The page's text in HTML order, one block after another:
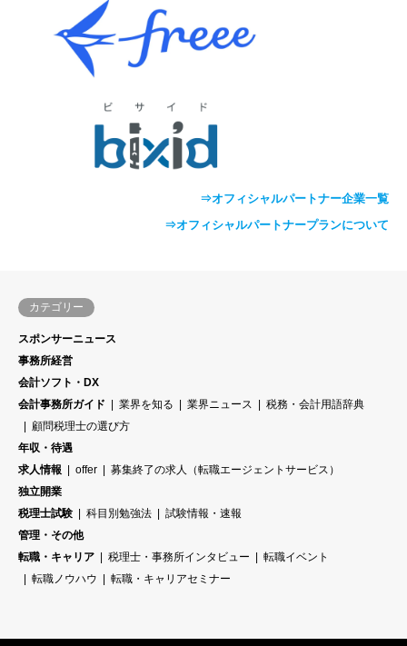
⇒オフィシャルパートナー企業一覧
⇒オフィシャルパートナープランについて
カテゴリー
スポンサーニュース
事務所経営
会計ソフト・DX
会計事務所ガイド
業界を知る 業界ニュース
税務・会計用語辞典
顧問税理士の選び方
年収・待遇
求人情報
offer
募集終了の求人（転職エージェントサービス）
独立開業
税理士試験
科目別勉強法
試験情報・速報
管理・その他
転職・キャリア
税理士・事務所インタビュー
転職イベント
転職ノウハウ
転職・キャリアセミナー